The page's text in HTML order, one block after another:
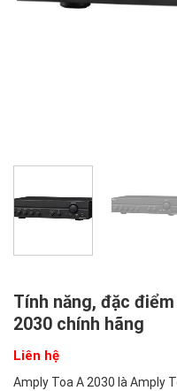
Tính năng, đặc
2030 chính hãng
Liên hệ
Amply Toa A 2030 là Amply